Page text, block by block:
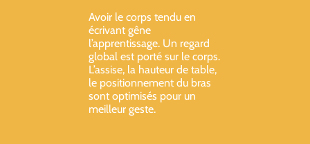
Avoir le corps tendu en
écrivant gêne
l’apprentissage. Un regard
global est porté sur le corps.
L’assise, la hauteur de table,
le positionnement du bras
sont optimisés pour un
meilleur geste.